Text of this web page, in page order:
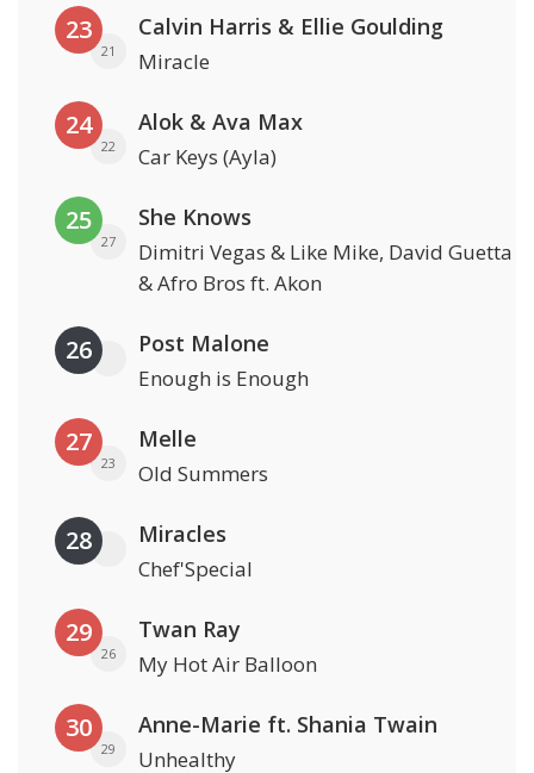
23
21
Calvin Harris & Ellie Goulding
Miracle
24
22
Alok & Ava Max
Car Keys (Ayla)
25
27
She Knows
Dimitri Vegas & Like Mike, David Guetta
& Afro Bros ft. Akon
26 Post Malone
Enough is Enough
27
23
Melle
Old Summers
28 Miracles
Chef'Special
29
26
Twan Ray
My Hot Air Balloon
30
29
Anne-Marie ft. Shania Twain
Unhealthy